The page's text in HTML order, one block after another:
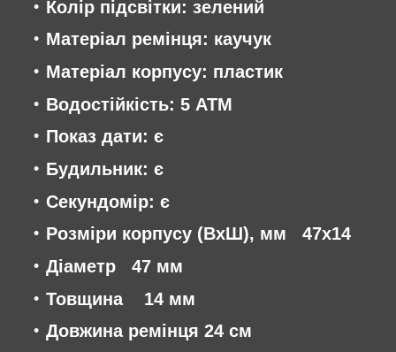
Колір підсвітки: зелений
Матеріал ремінця: каучук
Матеріал корпусу: пластик
Водостійкість: 5 АТМ
Показ дати: є
Будильник: є
Секундомір: є
Розміри корпусу (ВхШ), мм 47х14
Діаметр 47 мм
Товщина 14 мм
Довжина ремінця 24 см